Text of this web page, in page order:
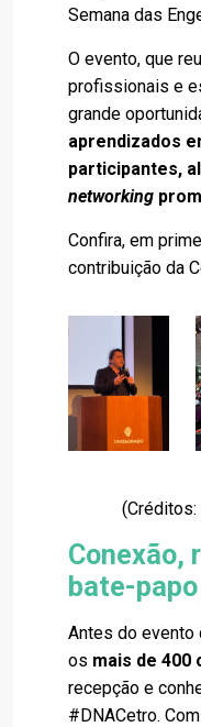
Semana das
O evento, que
profissionais e
grande
aprendizados
participantes,
networking
Confira, em
contribuição da
(Créditos:
Conexão,
bate-
Antes do evento
os mais de 400
recepção e
#DNACetro.